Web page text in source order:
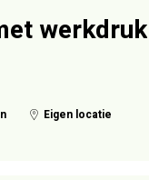
werkdruk
Eigen locatie